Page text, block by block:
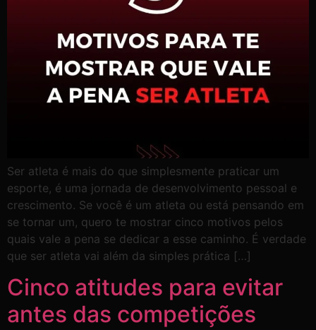
Ser atleta é mais do que simplesmente praticar um
esporte, é uma jornada de desenvolvimento pessoal e
crescimento. Se você é um atleta ou está pensando em
se tornar um, quero te mostrar cinco motivos pelos
quais vale a pena se dedicar a esse caminho. É verdade
que ser atleta vai além da simples prática […]
Cinco atitudes para evitar
antes das competições